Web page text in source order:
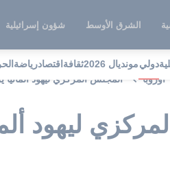
الشرق الأوسط شؤون إسرائيلية
دوليمونديال 2026 ثقافة اقتصادرياضة
أوروبا المجلس المركزي ليهود
ليهود